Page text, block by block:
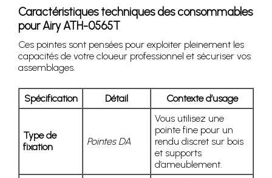
Caractéristiques techniques des consommables
pour Airy ATH-0565T
Ces pointes sont pensées pour exploiter pleinement les
capacités de votre cloueur professionnel et sécuriser vos
assemblages.
Spécification Détail Contexte d’usage
Type de
fixation
Pointes DA
Vous utilisez une
pointe fine pour un
rendu discret sur bois
et supports
d’ameublement.